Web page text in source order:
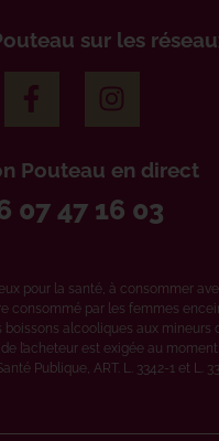
sur les
Pouteau en direct
07 47 16 03
pour la santé, à consommer
consommé par les femmes
boissons alcooliques aux mineurs
l’acheteur est exigée au
Publique, ART. L. 3342-1 et L.